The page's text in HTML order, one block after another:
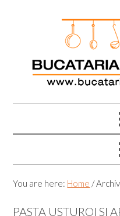
You are here: Home /
PASTA USTUROI SI